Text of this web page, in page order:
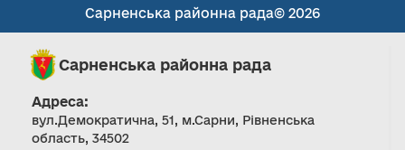
Сарненська районна рада© 2026
Сарненська районна рада
Адреса:
вул.Демократична, 51, м.Сарни, Рівненська
область, 34502